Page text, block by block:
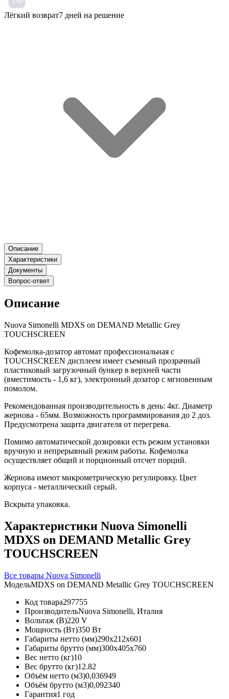
Лёгкий возврат7 дней на решение
Описание
Характеристики
Документы
Вопрос-ответ
Описание
Nuova Simonelli MDXS on DEMAND Metallic Grey
TOUCHSCREEN
Кофемолка-дозатор автомат профессиональная с
TOUCHSCREEN дисплеем имеет съемный прозрачный
пластиковый загрузочный бункер в верхней части
(вместимость - 1,6 кг), электронный дозатор с мгновенным
помолом.
Рекомендованная производительность в день: 4кг. Диаметр
жернова - 65мм. Возможность программирования до 2 доз.
Предусмотрена защита двигателя от перегрева.
Помимо автоматической дозировки есть режим установки
вручную и непрерывный режим работы. Кофемолка
осуществляет общий и порционный отсчет порций.
Жернова имеют микрометрическую регулировку. Цвет
корпуса - металлический серый.
Вскрыта упаковка.
Характеристики Nuova Simonelli
MDXS on DEMAND Metallic Grey
TOUCHSCREEN
Все товары Nuova Simonelli
МодельMDXS on DEMAND Metallic Grey TOUCHSCREEN
Код товара297755
ПроизводительNuova Simonelli, Италия
Вольтаж (В)220 V
Мощность (Вт)350 Вт
Габариты нетто (мм)290x212x601
Габариты брутто (мм)300x405x760
Вес нетто (кг)10
Вес брутто (кг)12.82
Объём нетто (м3)0,036949
Объём брутто (м3)0,092340
Гарантия1 год